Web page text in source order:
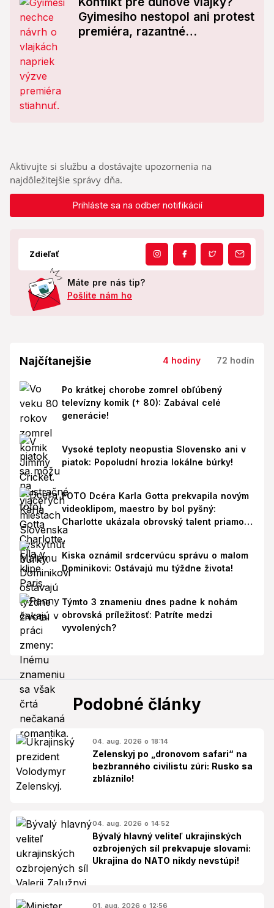
Gyimesiho nestopol ani protest
premiéra, razantné
Aktivujte si službu a dostávajte upozornenia na
najdôležitejšie správy dňa.
Prihláste sa na odber notifikácií
Zdieľať
Máte pre nás tip?
Pošlite nám ho
Najčítanejšie 4 hodiny 72 hodín
Po krátkej chorobe zomrel obľúbený
televízny komik († 80): Zabával celé
generácie!
Vysoké teploty neopustia Slovensko ani v
piatok: Popoludní hrozia lokálne búrky!
FOTO Dcéra Karla Gotta prekvapila novým
videoklipom, maestro by bol pyšný:
Charlotte ukázala obrovský talent priamo v
Paríži!
Kiska oznámil srdcervúcu správu o malom
Dominikovi: Ostávajú mu týždne života!
Týmto 3 znameniu dnes padne k nohám
obrovská príležitosť: Patríte medzi
vyvolených?
Podobné články
04. aug. 2026 o 18:14
Zelenskyj po „dronovom safari“ na
bezbranného civilistu zúri: Rusko sa
zbláznilo!
04. aug. 2026 o 14:52
Bývalý hlavný veliteľ ukrajinských
ozbrojených síl prekvapuje slovami:
Ukrajina do NATO nikdy nevstúpi!
01. aug. 2026 o 12:56